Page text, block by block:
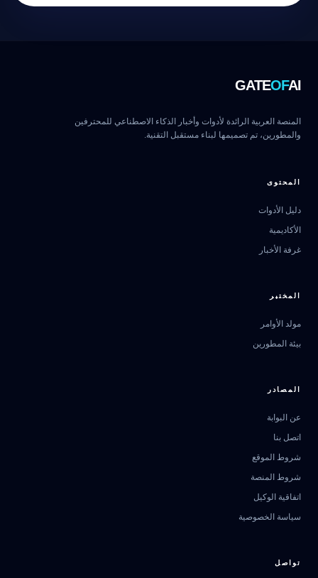
GATEOFAI
المنصة العربية الرائدة لأدوات وأخبار الذكاء الاصطناعي للمحترفين
والمطورين، تم تصميمها لبناء مستقبل التقنية.
المحتوى
دليل الأدوات
الأكاديمية
غرفة الأخبار
المختبر
مولد الأوامر
بيئة المطورين
المصادر
عن البوابة
اتصل بنا
شروط الموقع
شروط المنصة
اتفاقية الوكيل
سياسة الخصوصية
تواصل